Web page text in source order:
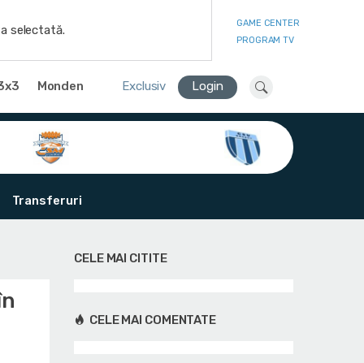
selectată.
GAME CENTER
PROGRAM TV
Monden Exclusiv Login
Transferuri
CELE MAI CITITE
CELE MAI COMENTATE